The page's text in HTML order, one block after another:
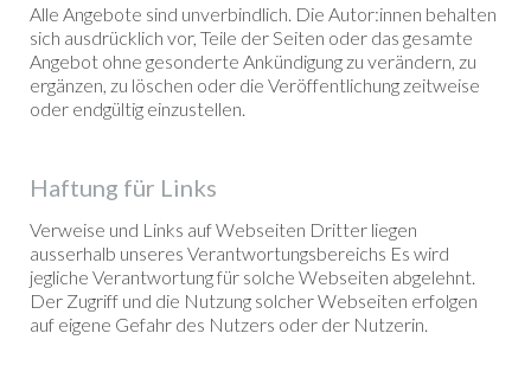
Alle Angebote sind unverbindlich. Die Autor:innen behalten
sich ausdrücklich vor, Teile der Seiten oder das gesamte
Angebot ohne gesonderte Ankündigung zu verändern, zu
ergänzen, zu löschen oder die Veröffentlichung zeitweise
oder endgültig einzustellen.
Haftung für Links
Verweise und Links auf Webseiten Dritter liegen
ausserhalb unseres Verantwortungsbereichs Es wird
jegliche Verantwortung für solche Webseiten abgelehnt.
Der Zugriff und die Nutzung solcher Webseiten erfolgen
auf eigene Gefahr des Nutzers oder der Nutzerin.